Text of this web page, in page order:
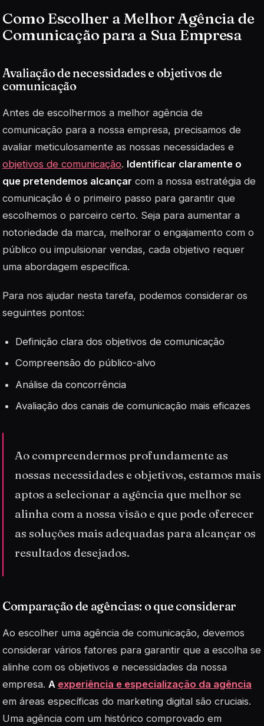
Como Escolher a Melhor Agência de
Comunicação para a Sua Empresa
Avaliação de necessidades e objetivos de
comunicação
Antes de escolhermos a melhor agência de
comunicação para a nossa empresa, precisamos de
avaliar meticulosamente as nossas necessidades e
objetivos de comunicação. Identificar claramente o
que pretendemos alcançar com a nossa estratégia de
comunicação é o primeiro passo para garantir que
escolhemos o parceiro certo. Seja para aumentar a
notoriedade da marca, melhorar o engajamento com o
público ou impulsionar vendas, cada objetivo requer
uma abordagem específica.
Para nos ajudar nesta tarefa, podemos considerar os
seguintes pontos:
Definição clara dos objetivos de comunicação
Compreensão do público-alvo
Análise da concorrência
Avaliação dos canais de comunicação mais eficazes
Ao compreendermos profundamente as
nossas necessidades e objetivos, estamos mais
aptos a selecionar a agência que melhor se
alinha com a nossa visão e que pode oferecer
as soluções mais adequadas para alcançar os
resultados desejados.
Comparação de agências: o que considerar
Ao escolher uma agência de comunicação, devemos
considerar vários fatores para garantir que a escolha se
alinhe com os objetivos e necessidades da nossa
empresa. A experiência e especialização da agência
em áreas específicas do marketing digital são cruciais.
Uma agência com um histórico comprovado em